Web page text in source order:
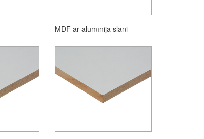
MDF ar alumīnija slāni